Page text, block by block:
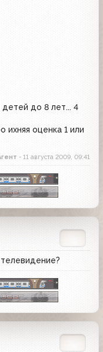
детей до 8 лет... 4
ихняя оценка 1 или
- 11 августа 2009, 09:41